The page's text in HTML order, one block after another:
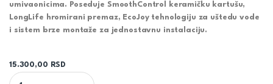
umivaonicima. Poseduje SmoothControl keramičku kartušu,
LongLife hromirani premaz, EcoJoy tehnologiju za uštedu vode
i sistem brze montaže za jednostavnu instalaciju.
15.300,00
RSD
BATERIJA ZA UMIVAONIK GROHE BauEdge New 2021 23761001